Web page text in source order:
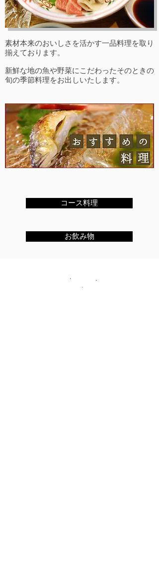
素材本来のおいしさを活かす一品料理を取り
揃えております。
新鮮な地の魚や野菜にこだわったそのときの
旬の季節料理をお出しいたします。
コース料理
お飲み物